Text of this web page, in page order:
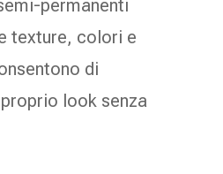
permanenti
texture, colori e
di
look senza